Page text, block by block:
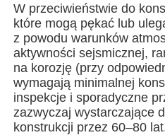
Aktualności
Wszystkie przypadki
Poprosić o wycenę
W przeciwieństwie do
które mogą pękać lub
z powodu warunków
aktywności sejsmicznej,
na korozję (przy
wymagają minimalnej
inspekcje i sporadyczne
zazwyczaj wystarczające
konstrukcji przez 60–80